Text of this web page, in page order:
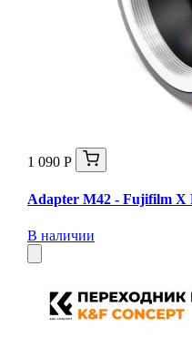
1 090 Р
Adapter M42 - Fujifilm X
В наличии